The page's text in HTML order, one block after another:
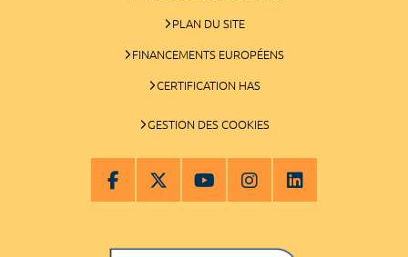
PLAN DU SITE
FINANCEMENTS EUROPÉENS
CERTIFICATION HAS
GESTION DES COOKIES